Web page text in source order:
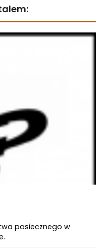
pasiecznego w